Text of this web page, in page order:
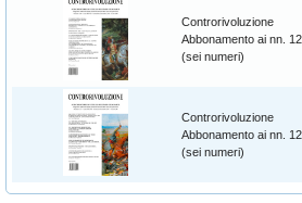
Controrivoluzione
Abbonamento ai nn.
(sei numeri)
Controrivoluzione
Abbonamento ai nn.
(sei numeri)